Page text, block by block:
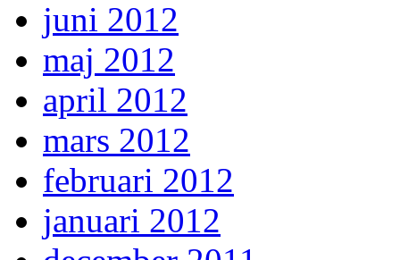
juni 2012
maj 2012
april 2012
mars 2012
februari 2012
januari 2012